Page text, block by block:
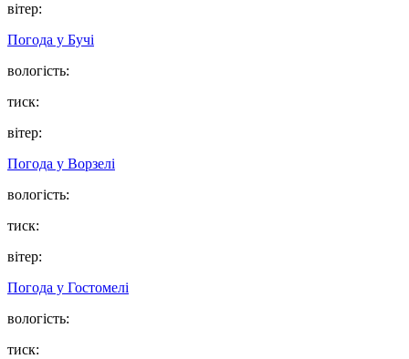
вітер:
Погода у Бучі
вологість:
тиск:
вітер:
Погода у Ворзелі
вологість:
тиск:
вітер:
Погода у Гостомелі
вологість:
тиск: